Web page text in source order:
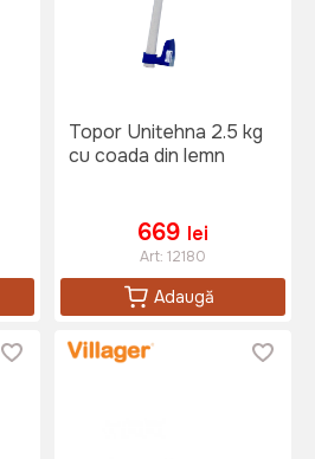
Topor Unitehna 2.5 kg
cu coada din lemn
669 lei
Art: 12180
Adaugă